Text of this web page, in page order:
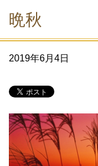
晩秋
2019年6月4日